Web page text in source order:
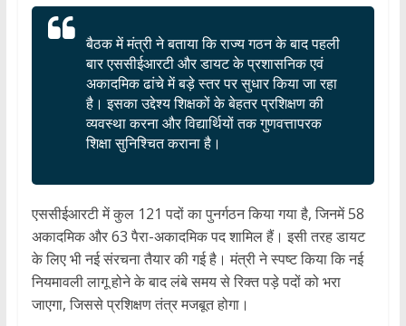
बैठक में मंत्री ने बताया कि राज्य गठन के बाद पहली
बार एससीईआरटी और डायट के प्रशासनिक एवं
अकादमिक ढांचे में बड़े स्तर पर सुधार किया जा रहा
है। इसका उद्देश्य शिक्षकों के बेहतर प्रशिक्षण की
व्यवस्था करना और विद्यार्थियों तक गुणवत्तापरक
शिक्षा सुनिश्चित कराना है।
एससीईआरटी में कुल 121 पदों का पुनर्गठन किया गया है, जिनमें 58
अकादमिक और 63 पैरा-अकादमिक पद शामिल हैं। इसी तरह डायट
के लिए भी नई संरचना तैयार की गई है। मंत्री ने स्पष्ट किया कि नई
नियमावली लागू होने के बाद लंबे समय से रिक्त पड़े पदों को भरा
जाएगा, जिससे प्रशिक्षण तंत्र मजबूत होगा।